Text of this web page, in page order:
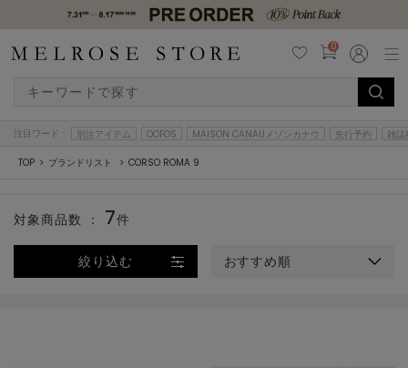
0
注目ワード： 別注アイテム OOFOS MAISON CANAUメゾンカナウ 先行予約 雑誌
TOP ブランドリスト CORSO ROMA 9
絞り込む おすすめ順
対象商品数 ： 7件